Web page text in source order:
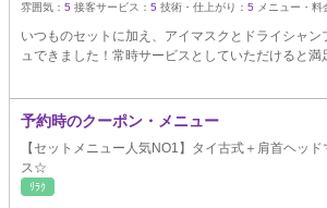
雰囲気： 5 接客サービス： 5 技術・仕上がり： 5 メニュー・料
いつものセットに加え、アイマスクとドライシャン
ュできました！常時サービスとしていただけると満
予約時のクーポン・メニュー
【セットメニュー人気NO1】タイ古式＋肩首ヘッ
ス☆
ﾘﾗｸ